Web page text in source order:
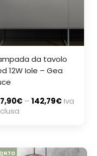
da tavolo
12W Iole – Gea
€ –142,79€Iva